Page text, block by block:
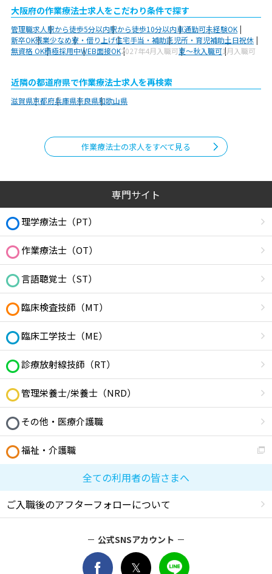
大阪府の作業療法士求人をこだわり条件で探す
管理職求人駅から徒歩5分以内駅から徒歩10分以内車通勤可未経験OK
新卒OK残業少なめ寮・借り上げ住宅手当・補助託児所・育児補助土日祝休
無資格 OK積極採用中WEB面接OK2027年4月入職可夏～秋入職可1月入職可
近隣の都道府県で作業療法士求人を再検索
滋賀県京都府兵庫県奈良県和歌山県
作業療法士の求人をすべて見る
専門サイト
理学療法士（PT）
作業療法士（OT）
言語聴覚士（ST）
臨床検査技師（MT）
臨床工学技士（ME）
診療放射線技師（RT）
管理栄養士/栄養士（NRD）
その他・医療介護職
福祉・介護職
全ての利用者の皆さまへ
ご入職後のアフターフォローについて
公式SNSアカウント